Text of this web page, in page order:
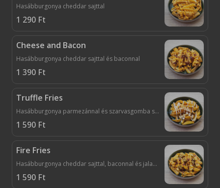
Hasábburgonya cheddar sajttal
1 290 Ft
Cheese and Bacon
Hasábburgonya cheddar sajttal és baconnal
1 390 Ft
Truffle Fries
Hasábburgonya parmezánnal és szarvasgomba szósszal
1 590 Ft
Fire Fries
Hasábburgonya cheddar sajttal, baconnal és jalapenossal
1 590 Ft